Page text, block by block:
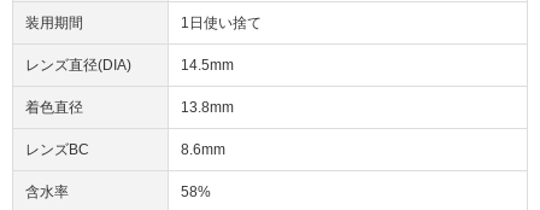
装用期間 1日使い捨て
レンズ直径(DIA) 14.5mm
着色直径 13.8mm
レンズBC 8.6mm
含水率 58%